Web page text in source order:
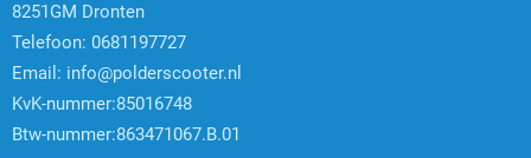
8251GM Dronten
Telefoon: 0681197727
Email: info@polderscooter.nl
KvK-nummer:85016748
Btw-nummer:863471067.B.01